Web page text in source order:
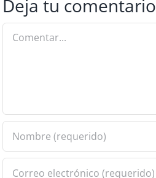
Deja tu comentario